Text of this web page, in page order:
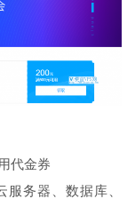
代金券
务器、数据库、